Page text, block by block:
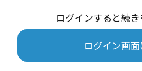
ログインすると続
ログイン画